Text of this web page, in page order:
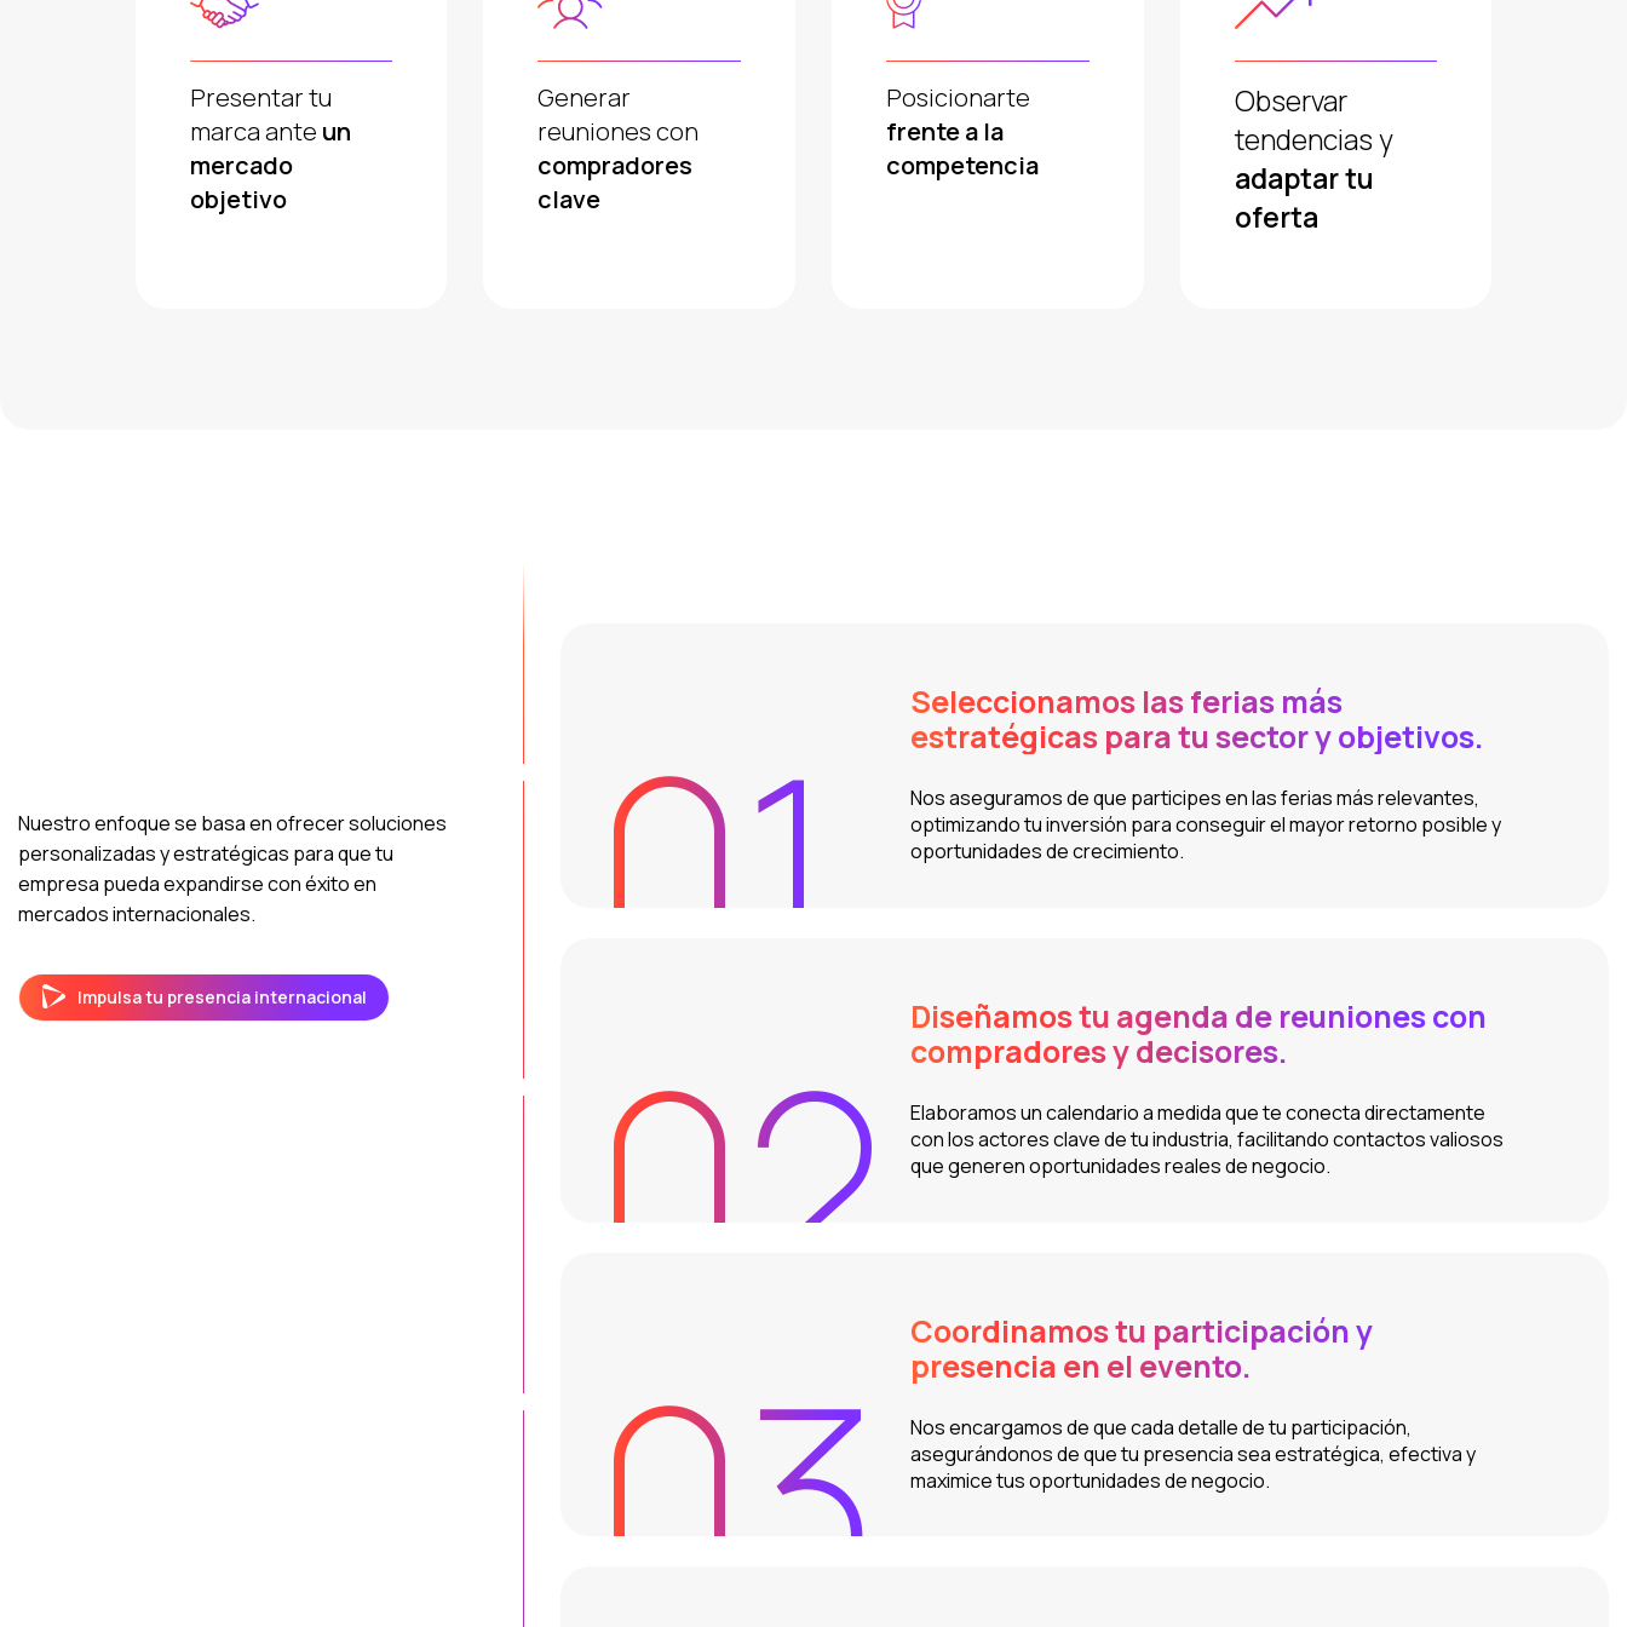
Presentar tu
marca ante un
mercado
objetivo
Generar
reuniones con
compradores
clave
Posicionarte
frente a la
competencia
Observar
tendencias y
adaptar tu
oferta
Nuestro enfoque se basa en ofrecer soluciones
personalizadas y estratégicas para que tu
empresa pueda expandirse con éxito en
mercados internacionales.
Impulsa tu presencia internacional 01
Seleccionamos las ferias más
estratégicas para tu sector y objetivos.
Nos aseguramos de que participes en las ferias más relevantes,
optimizando tu inversión para conseguir el mayor retorno posible y
oportunidades de crecimiento.
02
Diseñamos tu agenda de reuniones con
compradores y decisores.
Elaboramos un calendario a medida que te conecta directamente
con los actores clave de tu industria, facilitando contactos valiosos
que generen oportunidades reales de negocio.
03
Coordinamos tu participación y
presencia en el evento.
Nos encargamos de que cada detalle de tu participación,
asegurándonos de que tu presencia sea estratégica, efectiva y
maximice tus oportunidades de negocio.